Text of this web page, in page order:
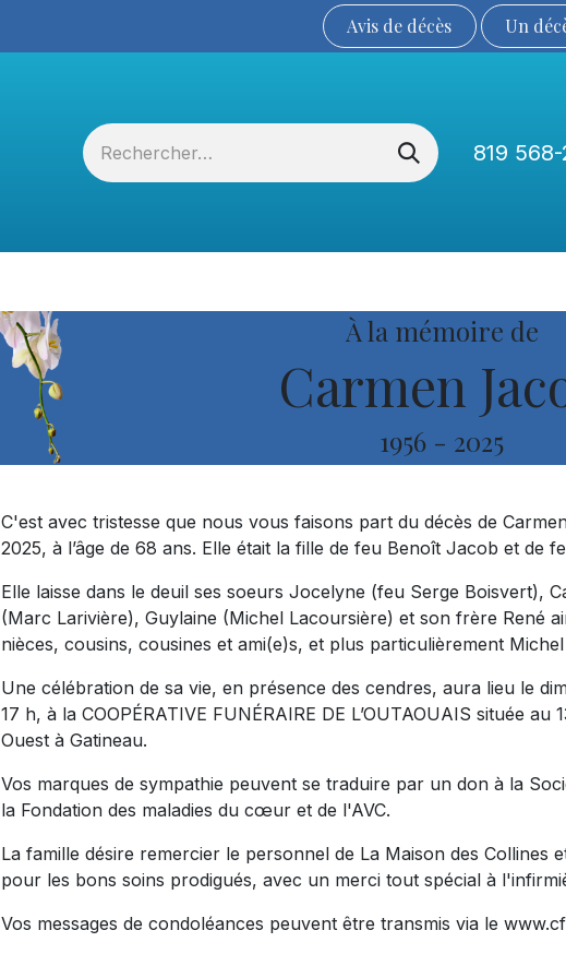
Avis de décès Un
819
À la mémoire de
Carmen
1956 - 2025
C'est avec tristesse que nous vous faisons part du décès de
2025, à l’âge de 68 ans. Elle était la fille de feu Benoît Jacob et de
Elle laisse dans le deuil ses soeurs Jocelyne (feu Serge Boisvert),
(Marc Larivière), Guylaine (Michel Lacoursière) et son frère René
nièces, cousins, cousines et ami(e)s, et plus particulièrement
Une célébration de sa vie, en présence des cendres, aura lieu le
17 h, à la COOPÉRATIVE FUNÉRAIRE DE L’OUTAOUAIS située
Ouest à Gatineau.
Vos marques de sympathie peuvent se traduire par un don à la
la Fondation des maladies du cœur et de l'AVC.
La famille désire remercier le personnel de La Maison des Collines
pour les bons soins prodigués, avec un merci tout spécial à
Vos messages de condoléances peuvent être transmis via le